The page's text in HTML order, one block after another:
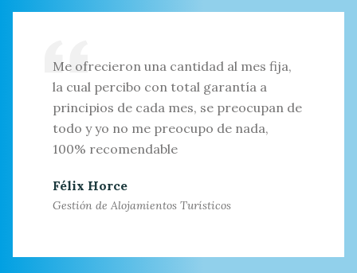
Me ofrecieron una cantidad al mes fija,
la cual percibo con total garantía a
principios de cada mes, se preocupan de
todo y yo no me preocupo de nada,
100% recomendable
Félix Horce
Gestión de Alojamientos Turísticos